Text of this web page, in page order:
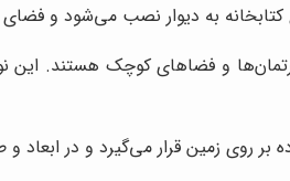
به دیوار نصب می‌شود و
و فضاهای کوچک هستند. این
بر روی زمین قرار می‌گیرد و در